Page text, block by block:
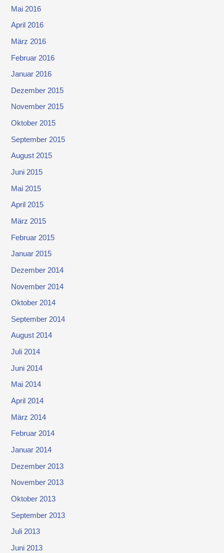
Mai 2016
April 2016
März 2016
Februar 2016
Januar 2016
Dezember 2015
November 2015
Oktober 2015
September 2015
August 2015
Juni 2015
Mai 2015
April 2015
März 2015
Februar 2015
Januar 2015
Dezember 2014
November 2014
Oktober 2014
September 2014
August 2014
Juli 2014
Juni 2014
Mai 2014
April 2014
März 2014
Februar 2014
Januar 2014
Dezember 2013
November 2013
Oktober 2013
September 2013
Juli 2013
Juni 2013